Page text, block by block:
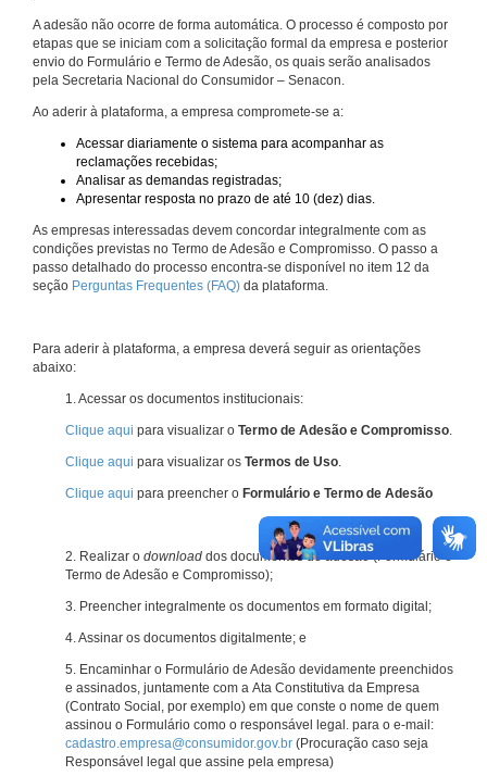
A adesão não ocorre de forma automática. O processo é composto por
etapas que se iniciam com a solicitação formal da empresa e posterior
envio do Formulário e Termo de Adesão, os quais serão analisados
pela Secretaria Nacional do Consumidor – Senacon.
Ao aderir à plataforma, a empresa compromete-se a:
Acessar diariamente o sistema para acompanhar as
reclamações recebidas;
Analisar as demandas registradas;
Apresentar resposta no prazo de até 10 (dez) dias.
As empresas interessadas devem concordar integralmente com as
condições previstas no Termo de Adesão e Compromisso. O passo a
passo detalhado do processo encontra-se disponível no item 12 da
seção Perguntas Frequentes (FAQ) da plataforma.
Para aderir à plataforma, a empresa deverá seguir as orientações
abaixo:
1. Acessar os documentos institucionais:
Clique aqui para visualizar o Termo de Adesão e Compromisso.
Clique aqui para visualizar os Termos de Uso.
Clique aqui para preencher o Formulário e Termo de Adesão
2. Realizar o download dos documentos de adesão (Formulário e
Termo de Adesão e Compromisso);
3. Preencher integralmente os documentos em formato digital;
4. Assinar os documentos digitalmente; e
5. Encaminhar o Formulário de Adesão devidamente preenchidos
e assinados, juntamente com a Ata Constitutiva da Empresa
(Contrato Social, por exemplo) em que conste o nome de quem
assinou o Formulário como o responsável legal. para o e-mail:
cadastro.empresa@consumidor.gov.br (Procuração caso seja
Responsável legal que assine pela empresa)